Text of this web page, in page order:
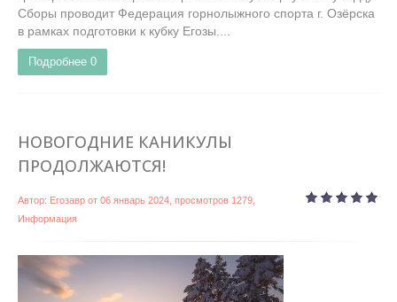
Сборы проводит Федерация горнолыжного спорта г. Озёрска
в рамках подготовки к кубку Егозы....
Подробнее 0
НОВОГОДНИЕ КАНИКУЛЫ
ПРОДОЛЖАЮТСЯ!
Автор: Егозавр от 06 январь 2024 , просмотров 1279,
Информация